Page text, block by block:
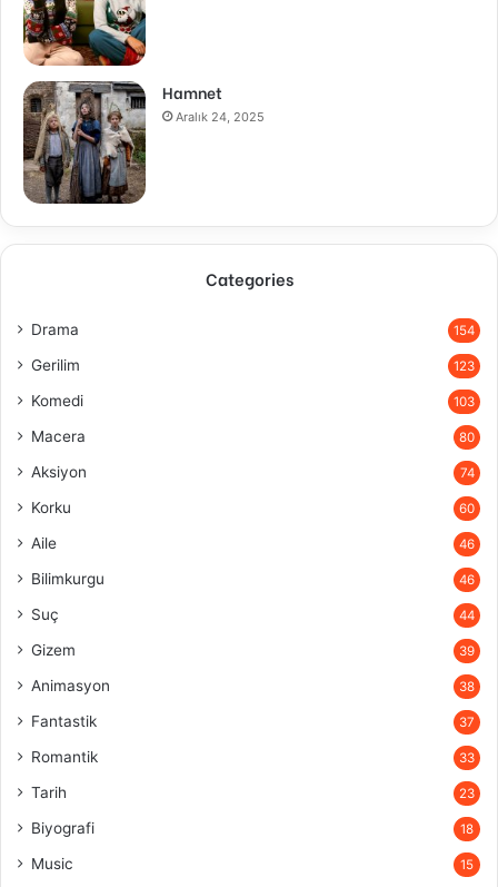
Hamnet
Aralık 24, 2025
Categories
Drama 154
Gerilim 123
Komedi 103
Macera 80
Aksiyon 74
Korku 60
Aile 46
Bilimkurgu 46
Suç 44
Gizem 39
Animasyon 38
Fantastik 37
Romantik 33
Tarih 23
Biyografi 18
Music 15